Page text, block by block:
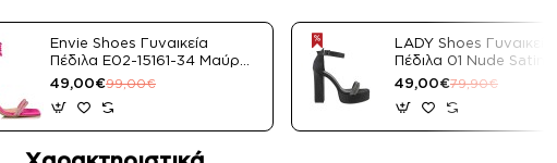
Envie Shoes Γυναικεία
Πέδιλα E02-15161-34 Μαύρο
Satin
49,00€99,00€
LADY Shoes Γυναικεία
Πέδιλα 01 Nude Satin
49,00€79,90€